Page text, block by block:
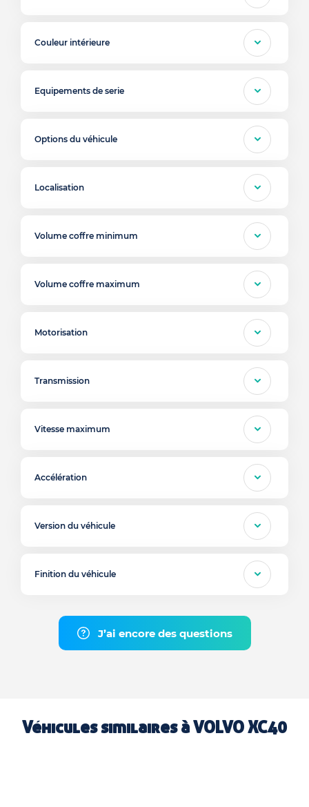
Couleur intérieure
Equipements de serie
Options du véhicule
Localisation
Volume coffre minimum
Volume coffre maximum
Motorisation
Transmission
Vitesse maximum
Accélération
Version du véhicule
Finition du véhicule
J’ai encore des questions
Véhicules similaires àVOLVO XC40